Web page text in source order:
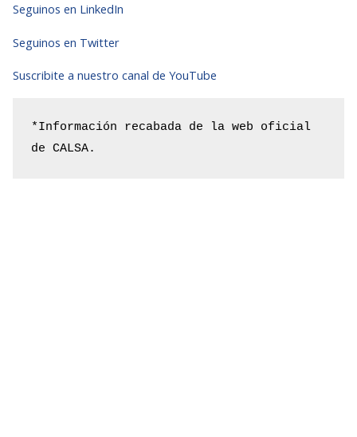
Seguinos en LinkedIn
Seguinos en Twitter
Suscribite a nuestro canal de YouTube
*Información recabada de la web oficial
de CALSA.